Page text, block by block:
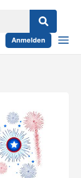
Anmelden